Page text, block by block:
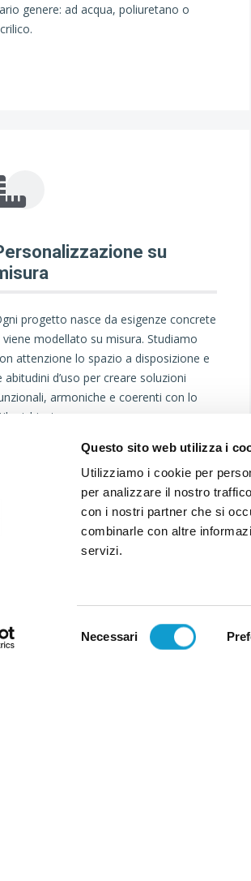
Questo sito web utilizza i
Utilizziamo i cookie per
per analizzare il nostro
con i nostri partner che si
combinarle con altre
servizi.
Necessari
genere: ad acqua, poliuretano o
su
progetto nasce da esigenze concrete
viene modellato su misura. Studiamo
attenzione lo spazio a disposizione e
abitudini d’uso per creare soluzioni
armoniche e coerenti con lo
stile richiesto.